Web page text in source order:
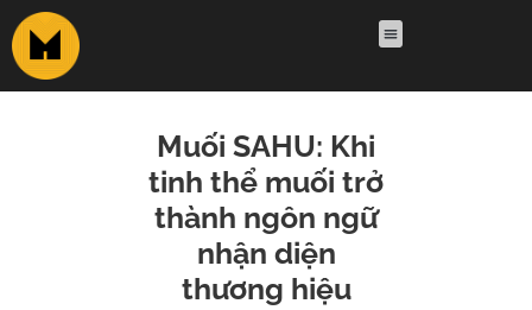
Muối SAHU: Khi
tinh thể muối trở
thành ngôn ngữ
nhận diện
thương hiệu